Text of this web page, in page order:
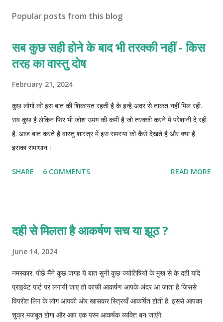
Popular posts from this blog
सब कुछ सही होने के बाद भी तरक्की नहीं - किस
तरह का वास्तु दोष
February 21, 2024
कुछ लोगो को इस बात की शिकायत रहती है के इन्हे अंदर से ताकत नहीं मिल रही.
सब कुछ है लेकिन फिर भी जोश उमंग की कमी है जो तरक्की करने में परेशानी दे रही
है. आज बात करते है वास्तु शास्त्र में इस समस्या को कैसे देखते है और क्या है
इसका समाधान।
SHARE 6 COMMENTS READ MORE
दही से मिलता है आकर्षण सच या झूठ ?
June 14, 2024
नमस्कार, पीछे मैंने कुछ जगह ये बात सुनी कुछ ज्योतिषियों के मुख से के दही यदि
प्राइवेट पार्ट पर लगायी जाए तो काफी आकर्षण आपके अंदर आ जाता है जिससे
विपरीत लिंग के लोग आपकी ओर खासकर स्त्रियाँ आकर्षित होती है. इससे आपका
शुक्र मजबूत होगा और आप एक परम आकर्षक व्यक्ति बन जाएंगे.